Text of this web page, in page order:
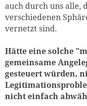
auch durch uns alle,
verschiedenen
vernetzt sind.
Hätte eine solche
gemeinsame
gesteuert würden,
nicht einfach